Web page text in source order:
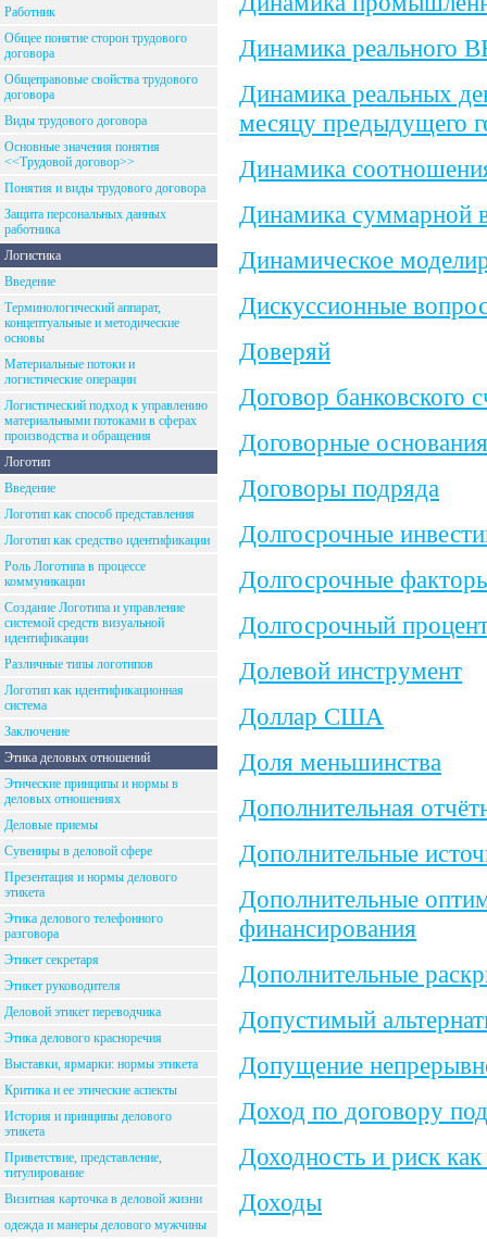
Работник
Общее понятие сторон трудового
договора
Общеправовые свойства трудового
договора
Виды трудового договора
Основные значения понятия
<<Трудовой договор>>
Понятия и виды трудового договора
Защита персональных данных
работника
Логистика
Введение
Терминологический аппарат,
концептуальные и методические
основы
Материальные потоки и
логистические операции
Логистический подход к управлению
материальными потоками в сферах
производства и обращения
Логотип
Введение
Логотип как способ представления
Логотип как средство идентификации
Роль Логотипа в процессе
коммуникации
Создание Логотипа и управление
системой средств визуальной
идентификации
Различные типы логотипов
Логотип как идентификационная
система
Заключение
Этика деловых отношений
Этические принципы и нормы в
деловых отношениях
Деловые приемы
Сувениры в деловой сфере
Презентация и нормы делового
этикета
Этика делового телефонного
разговора
Этикет секретаря
Этикет руководителя
Деловой этикет переводчика
Этика делового красноречия
Выставки, ярмарки: нормы этикета
Критика и ее этические аспекты
История и принципы делового
этикета
Приветствие, представление,
титулирование
Визитная карточка в деловой жизни
одежда и манеры делового мужчины
Динамика реального
Динамика реальных
месяцу предыдущего
Динамика
Динамика суммарной
Динамическое
Дискуссионные
Доверяй
Договор банковского
Договорные
Договоры подряда
Долгосрочные
Долгосрочные
Долгосрочный
Долевой инструмент
Доллар США
Доля меньшинства
Дополнительная
Дополнительные
Дополнительные
финансирования
Дополнительные
Допустимый
Допущение
Доход по договору
Доходность и риск
Доходы